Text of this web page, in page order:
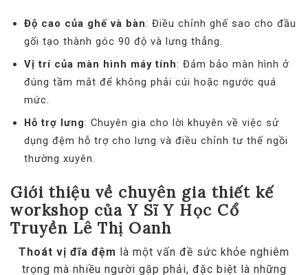
Độ cao của ghế và bàn: Điều chỉnh ghế sao cho đầu
gối tạo thành góc 90 độ và lưng thẳng.
Vị trí của màn hình máy tính: Đảm bảo màn hình ở
đúng tầm mắt để không phải cúi hoặc ngước quá
mức.
Hỗ trợ lưng: Chuyên gia cho lời khuyên về việc sử
dụng đệm hỗ trợ cho lưng và điều chỉnh tư thế ngồi
thường xuyên.
Giới thiệu về chuyên gia thiết kế
workshop của Y Sĩ Y Học Cổ
Truyền Lê Thị Oanh
Thoát vị đĩa đệm
là một vấn đề sức khỏe nghiêm
trọng mà nhiều người gặp phải, đặc biệt là những